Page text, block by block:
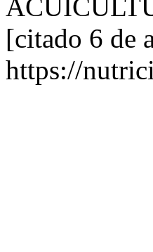
[citado 6 de
https://